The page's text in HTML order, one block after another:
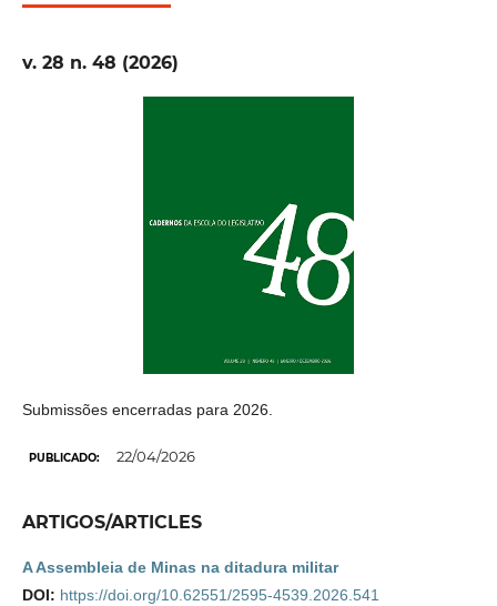
v. 28 n. 48 (2026)
Submissões encerradas para 2026.
PUBLICADO: 22/04/2026
ARTIGOS/ARTICLES
A Assembleia de Minas na ditadura militar
DOI: https://doi.org/10.62551/2595-4539.2026.541